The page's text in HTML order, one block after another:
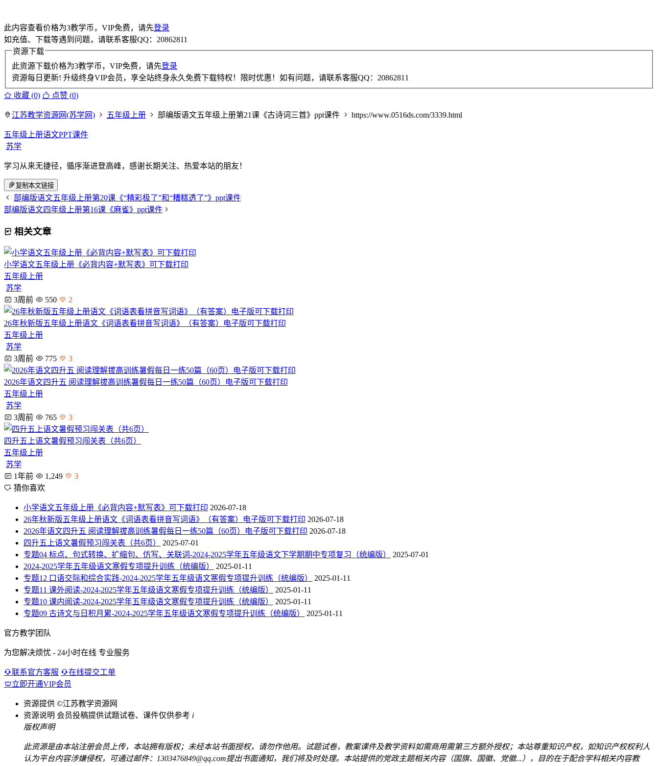
此内容查看价格为3教学币，VIP免费，请先登录
如充值、下载等遇到问题，请联系客服QQ：20862811
资源下载
此资源下载价格为3教学币，VIP免费，请先登录
资源每日更新! 升级终身VIP会员，享全站终身永久免费下载特权！限时优惠！如有问题，请联系客服QQ：20862811
收藏 (0) 点赞 (0)
江苏教学资源网(苏学网) 五年级上册 部编版语文五年级上册第21课《古诗词三首》ppt课件 https://www.0516ds.com/3339.html
五年级上册语文PPT课件
苏学
学习从来无捷径，循序渐进登高峰，感谢长期关注、热爱本站的朋友！
复制本文链接
部编版语文五年级上册第20课《“精彩极了”和“糟糕透了”》ppt课件
部编版语文四年级上册第16课《麻雀》ppt课件
相关文章
小学语文五年级上册《必背内容+默写表》可下载打印
五年级上册
苏学
3周前
550 2
26年秋新版五年级上册语文《词语表看拼音写词语》（有答案）电子版可下载打印
五年级上册
苏学
3周前
775 3
2026年语文四升五 阅读理解拔高训练暑假每日一练50篇（60页）电子版可下载打印
五年级上册
苏学
3周前
765 3
四升五上语文暑假预习闯关表（共6页）
五年级上册
苏学
1年前
1,249
3
猜你喜欢
小学语文五年级上册《必背内容+默写表》可下载打印 2026-07-18
26年秋新版五年级上册语文《词语表看拼音写词语》（有答案）电子版可下载打印 2026-07-18
2026年语文四升五 阅读理解拔高训练暑假每日一练50篇（60页）电子版可下载打印 2026-07-18
四升五上语文暑假预习闯关表（共6页）
2025-07-01
专题04 标点、句式转换、扩缩句、仿写、关联词-2024-2025学年五年级语文下学期期中专项复习（统编版）
2025-07-01
2024-2025学年五年级语文寒假专项提升训练（统编版）
2025-01-11
专题12 口语交际和综合实践-2024-2025学年五年级语文寒假专项提升训练（统编版）
2025-01-11
专题11 课外阅读-2024-2025学年五年级语文寒假专项提升训练（统编版）
2025-01-11
专题10 课内阅读-2024-2025学年五年级语文寒假专项提升训练（统编版）
2025-01-11
专题09 古诗文与日积月累-2024-2025学年五年级语文寒假专项提升训练（统编版）
2025-01-11
官方教学团队
为您解决烦忧 - 24小时在线 专业服务
联系官方客服
在线提交工单
立即开通VIP会员
资源提供 ©江苏教学资源网
资源说明 会员投稿提供试题试卷、课件仅供参考 i
版权声明
此资源是由本站注册会员上传，本站拥有版权；未经本站书面授权，请勿作他用。试题试卷，教案课件及教学资料如需商用需第三方额外授权；本站尊重知识产权，如知识产权权利人
认为平台内容涉嫌侵权，可通过邮件：1303476849@qq.com提出书面通知，我们将及时处理。本站提供的党政主题相关内容（国旗、国徽、党徽...），目的在于配合学科相关内容教